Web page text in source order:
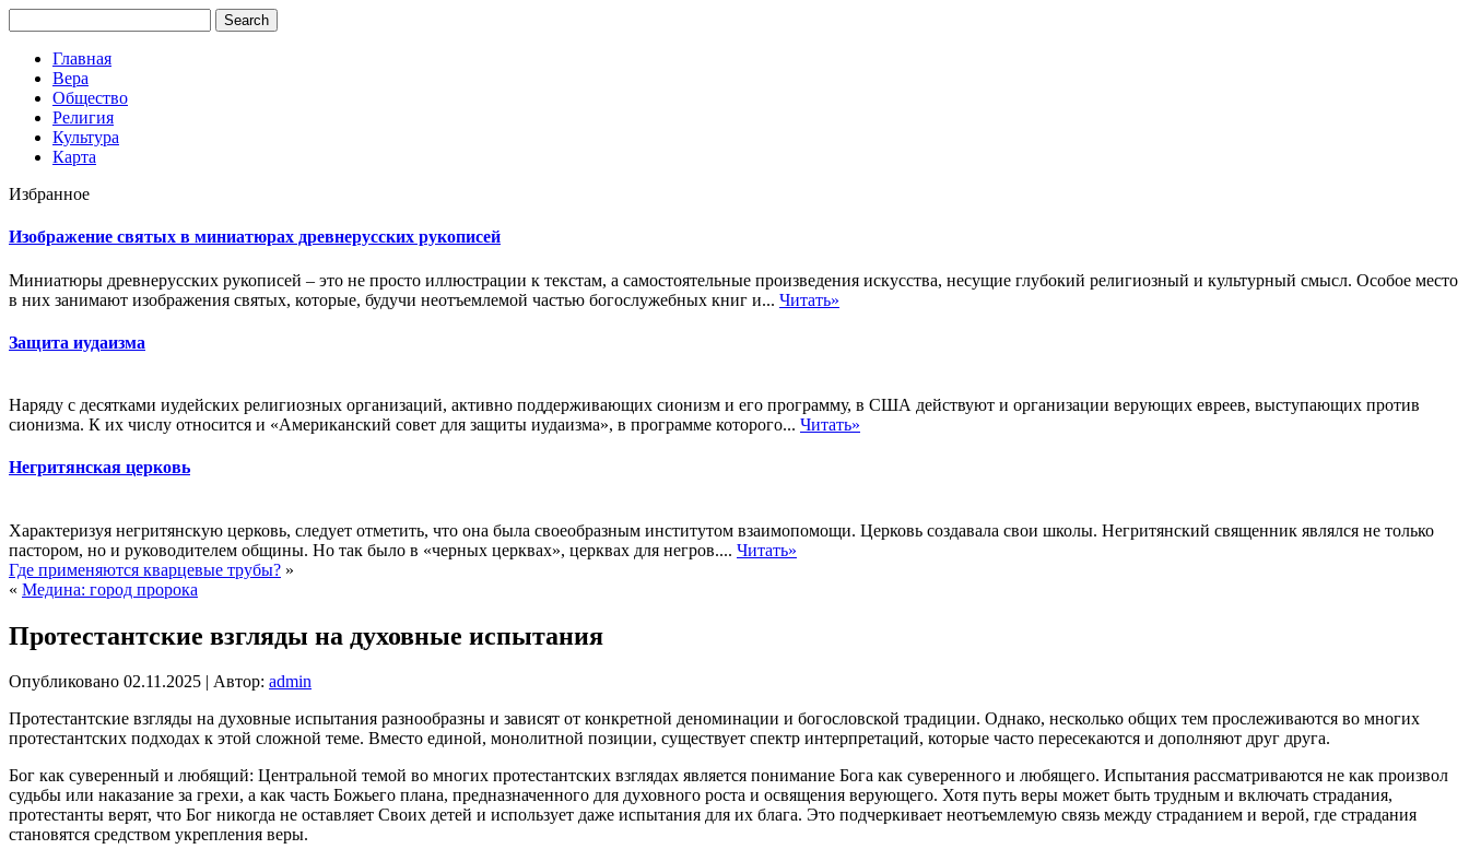
Главная
Вера
Общество
Религия
Культура
Карта
Избранное
Изображение святых в миниатюрах древнерусских рукописей
Миниатюры древнерусских рукописей – это не просто иллюстрации к текстам, а самостоятельные произведения искусства, несущие глубокий религиозный и культурный смысл. Особое место
в них занимают изображения святых, которые, будучи неотъемлемой частью богослужебных книг и... Читать»
Защита иудаизма
Наряду с десятками иудейских религиозных организаций, активно поддерживающих сионизм и его программу, в США действуют и организации верующих евреев, выступающих против
сионизма. К их числу относится и «Американский совет для защиты иудаизма», в программе которого... Читать»
Негритянская церковь
Характеризуя негритянскую церковь, следует отметить, что она была своеобразным институтом взаимопомощи. Церковь создавала свои школы. Негритянский священник являлся не только
пастором, но и руководителем общины. Но так было в «черных церквах», церквах для негров.... Читать»
Где применяются кварцевые трубы? »
« Медина: город пророка
Протестантские взгляды на духовные испытания
Опубликовано 02.11.2025 | Автор: admin
Протестантские взгляды на духовные испытания разнообразны и зависят от конкретной деноминации и богословской традиции. Однако, несколько общих тем прослеживаются во многих
протестантских подходах к этой сложной теме. Вместо единой, монолитной позиции, существует спектр интерпретаций, которые часто пересекаются и дополняют друг друга.
Бог как суверенный и любящий: Центральной темой во многих протестантских взглядах является понимание Бога как суверенного и любящего. Испытания рассматриваются не как произвол
судьбы или наказание за грехи, а как часть Божьего плана, предназначенного для духовного роста и освящения верующего. Хотя путь веры может быть трудным и включать страдания,
протестанты верят, что Бог никогда не оставляет Своих детей и использует даже испытания для их блага. Это подчеркивает неотъемлемую связь между страданием и верой, где страдания
становятся средством укрепления веры.